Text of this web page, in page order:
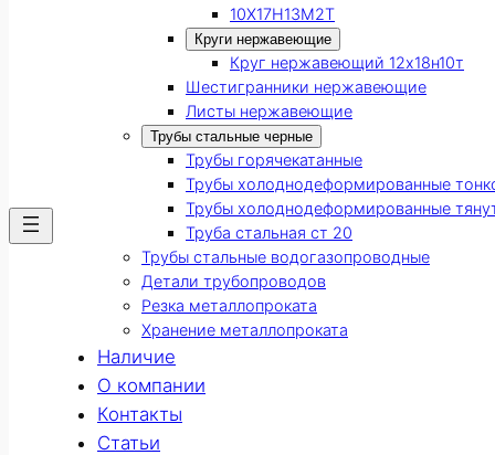
10Х17Н13М2Т
Круги нержавеющие
Круг нержавеющий 12х18н10т
Шестигранники нержавеющие
Листы нержавеющие
Трубы стальные черные
Трубы горячекатанные
Трубы холоднодеформированные
Трубы холоднодеформированные
Труба стальная ст 20
Трубы стальные водогазопроводные
Детали трубопроводов
Резка металлопроката
Хранение металлопроката
Наличие
О компании
Контакты
Статьи